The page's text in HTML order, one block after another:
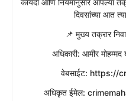
​कायदा आणि नियमांनुसार आपल्या
दिवसांच्या आत
​📌 मुख्य तक्रार
​अधिकारी: आमीर
​वेबसाईट: https://
​अधिकृत ईमेल: